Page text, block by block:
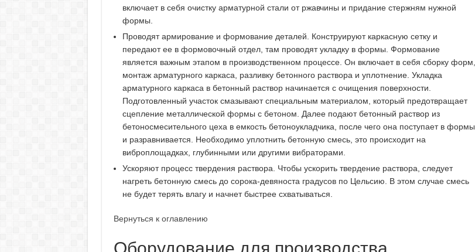
включает в себя очистку арматурной стали от ржавчины и придание стержням нужной
формы.
Проводят армирование и формование деталей. Конструируют каркасную сетку и
передают ее в формовочный отдел, там проводят укладку в формы. Формование
является важным этапом в производственном процессе. Он включает в себя сборку форм,
монтаж арматурного каркаса, разливку бетонного раствора и уплотнение. Укладка
арматурного каркаса в бетонный раствор начинается с очищения поверхности.
Подготовленный участок смазывают специальным материалом, который предотвращает
сцепление металлической формы с бетоном. Далее подают бетонный раствор из
бетоносмесительного цеха в емкость бетоноукладчика, после чего она поступает в формы
и разравнивается. Необходимо уплотнить бетонную смесь, это происходит на
виброплощадках, глубинными или другими вибраторами.
Ускоряют процесс твердения раствора. Чтобы ускорить твердение раствора, следует
нагреть бетонную смесь до сорока-девяноста градусов по Цельсию. В этом случае смесь
не будет терять влагу и начнет быстрее схватываться.
Вернуться к оглавлению
Оборудование для производства